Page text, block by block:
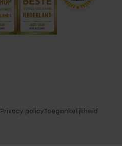
Privacy policyToegankelijkheid